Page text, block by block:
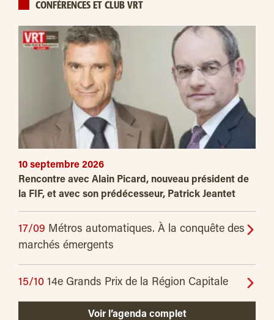
CONFÉRENCES ET CLUB VRT
10 septembre 2026
Rencontre avec Alain Picard, nouveau président de
la FIF, et avec son prédécesseur, Patrick Jeantet
17/09 Métros automatiques. À la conquête des
marchés émergents
15/10 14e Grands Prix de la Région Capitale
Voir l’agenda complet